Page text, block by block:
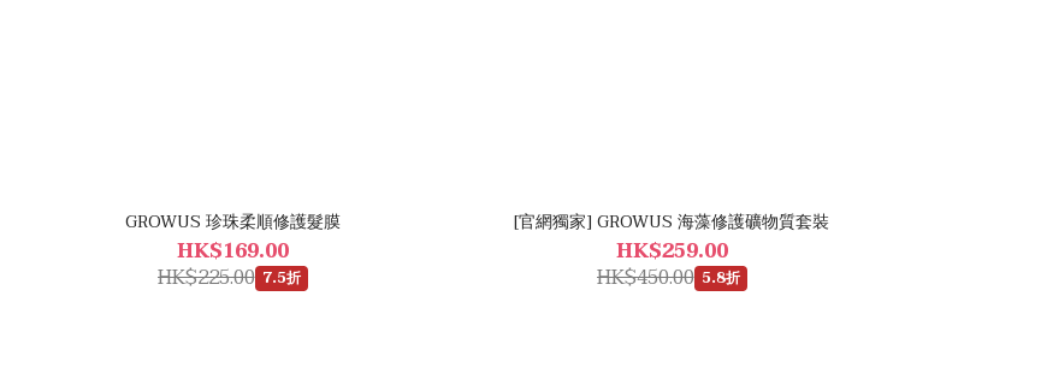
GROWUS 珍珠柔順修護髮膜
HK$169.00
HK$225.00 7.5折
[官網獨家] GROWUS 海藻修護礦物質套裝
HK$259.00
HK$450.00 5.8折